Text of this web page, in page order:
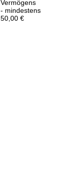
Vermögens
- mindestens
50,00 €